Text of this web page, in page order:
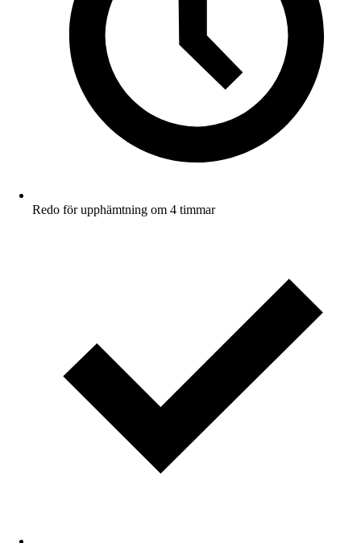
Redo för upphämtning om 4 timmar